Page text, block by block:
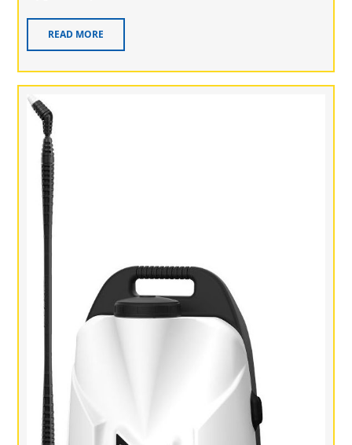
READ MORE